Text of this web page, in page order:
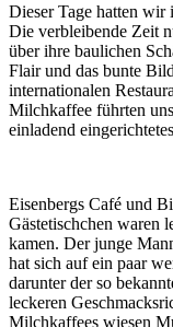
Dieser Tage hatten wir
Die verbleibende Zeit
über ihre baulichen
Flair und das bunte
internationalen
Milchkaffee führten
einladend
Eisenbergs Café und
Gästetischchen waren
kamen. Der junge
hat sich auf ein paar
darunter der so
leckeren
Milchkaffees wiesen